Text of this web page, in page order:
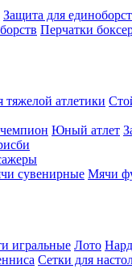
Защита для
Перчатки
тяжелой атлетики
Юный атлет
сувенирные Мячи
игральные Лото
Сетки для